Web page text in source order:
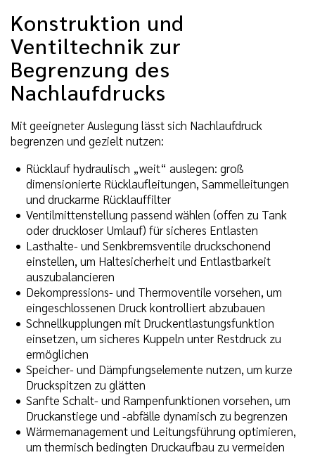
Konstruktion und
Ventiltechnik zur
Begrenzung des
Nachlaufdrucks
Mit geeigneter Auslegung lässt sich Nachlaufdruck
begrenzen und gezielt nutzen:
Rücklauf hydraulisch „weit“ auslegen: groß
dimensionierte Rücklaufleitungen, Sammelleitungen
und druckarme Rücklauffilter
Ventilmittenstellung passend wählen (offen zu Tank
oder druckloser Umlauf) für sicheres Entlasten
Lasthalte- und Senkbremsventile druckschonend
einstellen, um Haltesicherheit und Entlastbarkeit
auszubalancieren
Dekompressions- und Thermoventile vorsehen, um
eingeschlossenen Druck kontrolliert abzubauen
Schnellkupplungen mit Druckentlastungsfunktion
einsetzen, um sicheres Kuppeln unter Restdruck zu
ermöglichen
Speicher- und Dämpfungselemente nutzen, um kurze
Druckspitzen zu glätten
Sanfte Schalt- und Rampenfunktionen vorsehen, um
Druckanstiege und -abfälle dynamisch zu begrenzen
Wärmemanagement und Leitungsführung optimieren,
um thermisch bedingten Druckaufbau zu vermeiden